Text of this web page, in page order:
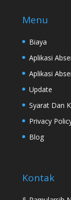
Menu
Biaya
Aplikasi
Aplikasi
Update
Syarat Dan
Privacy
Blog
Kontak